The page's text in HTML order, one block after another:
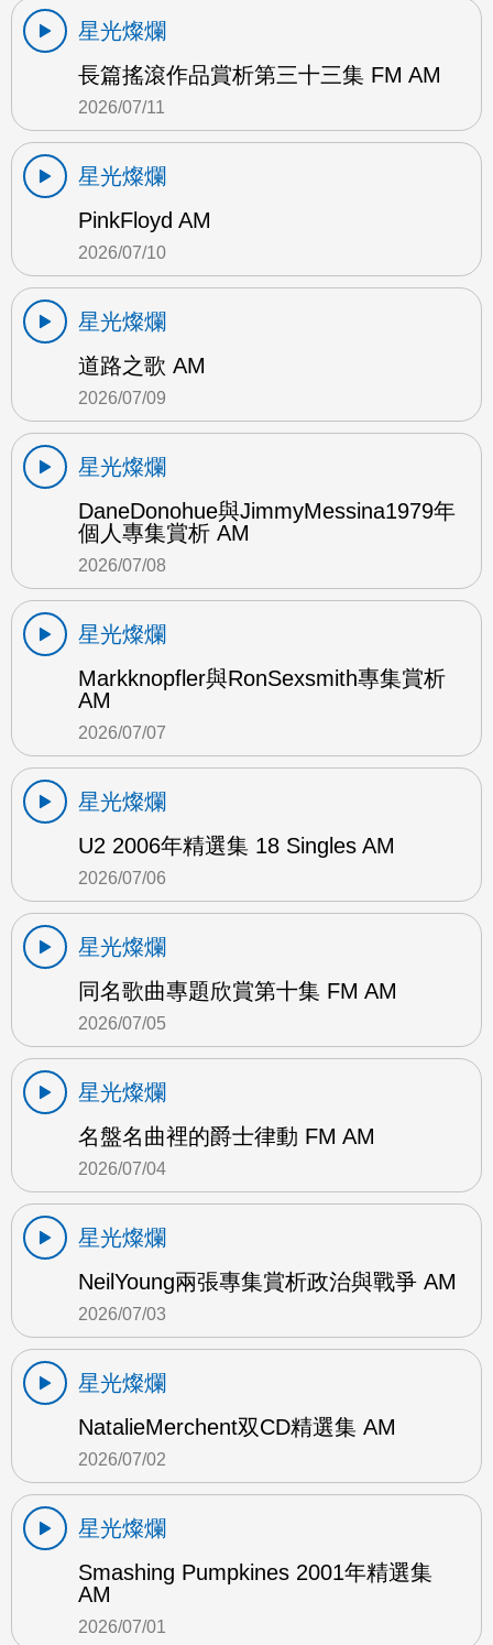
星光燦爛
長篇搖滾作品賞析第三十三集 FM AM
2026/07/11
星光燦爛
PinkFloyd AM
2026/07/10
星光燦爛
道路之歌 AM
2026/07/09
星光燦爛
DaneDonohue與JimmyMessina1979年
個人專集賞析 AM
2026/07/08
星光燦爛
Markknopfler與RonSexsmith專集賞析
AM
2026/07/07
星光燦爛
U2 2006年精選集 18 Singles AM
2026/07/06
星光燦爛
同名歌曲專題欣賞第十集 FM AM
2026/07/05
星光燦爛
名盤名曲裡的爵士律動 FM AM
2026/07/04
星光燦爛
NeilYoung兩張專集賞析政治與戰爭 AM
2026/07/03
星光燦爛
NatalieMerchent双CD精選集 AM
2026/07/02
星光燦爛
Smashing Pumpkines 2001年精選集
AM
2026/07/01